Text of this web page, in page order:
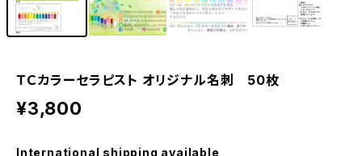
ＴＣカラーセラピスト オリジナル名刺 50枚
¥3,800
International shipping available